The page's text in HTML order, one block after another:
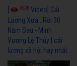
6328 Video] Cải
Lương Xưa : Rồi 30
Năm Sau - Minh
Vương Lệ Thủy | cải
lương xã hội hay nhất